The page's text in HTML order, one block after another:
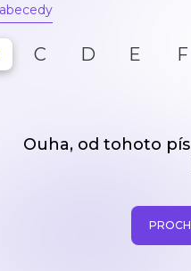
C D E F
Ouha, od tohoto